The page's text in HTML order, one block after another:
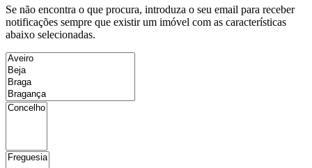
Se não encontra o que procura, introduza o seu email para receber
notificações sempre que existir um imóvel com as características
abaixo selecionadas.